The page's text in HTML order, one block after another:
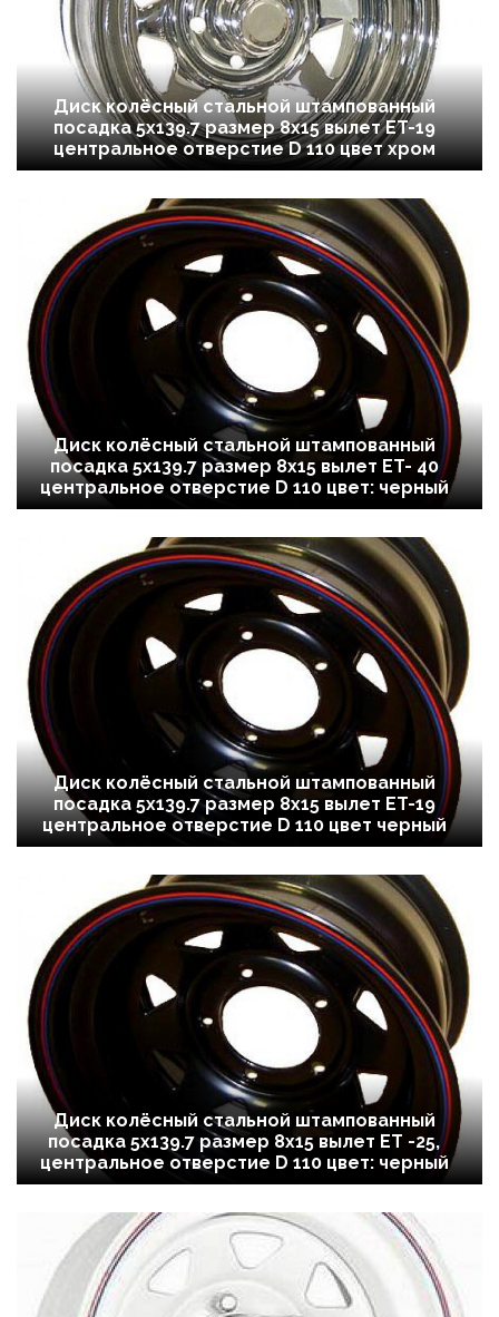
Диск колёсный стальной штампованный
посадка 5x139.7 размер 8х15 вылет ET-19
центральное отверстие D 110 цвет хром
Диск колёсный стальной штампованный
посадка 5x139.7 размер 8х15 вылет ET- 40
центральное отверстие D 110 цвет: черный
Диск колёсный стальной штампованный
посадка 5x139.7 размер 8х15 вылет ET-19
центральное отверстие D 110 цвет черный
Диск колёсный стальной штампованный
посадка 5x139.7 размер 8х15 вылет ET -25,
центральное отверстие D 110 цвет: черный